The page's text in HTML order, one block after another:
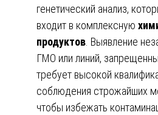
генетический анализ,
входит в комплексную
продуктов . Выявление
ГМО или линий,
требует высокой
соблюдения строжайших
чтобы избежать